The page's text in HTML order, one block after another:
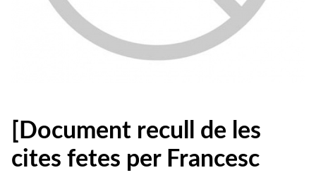
[Document recull de les
cites fetes per Francesc